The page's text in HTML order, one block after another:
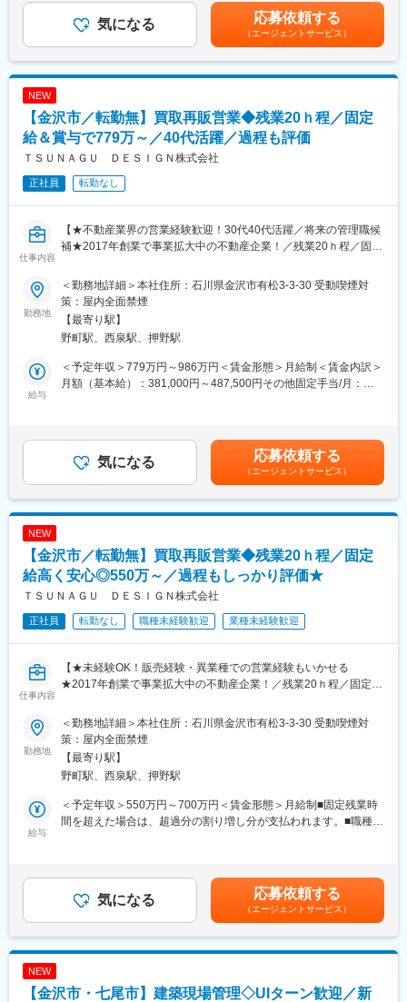
・平均有休取得8.16日（2024年実績）
・残業20ｈ
・インセンティブ制ではなく、固定給＋賞与で安定した給与形態
※評価制度…「業績」と「過程・スタンス」の両軸で評価項目があ
■キャリアパス：
・まずは営業としてスキルアップしていただいた後、将来的に
は、営業戦略の策定やKPIマネジメント、メンバーの採用や育成に
・経験次第ではサブマネージャー、マネージャーとして入社いた
だくことも可能
格した事例もあり、若いうちから積極的にキャリアアップを目指
せる環境です。
■仕事内容
反響営業がメインとなるため、問い合わせがあった個人のお客様
ど）
・アポイント・現地調査（お客様のご要望をヒアリング）
・見積・提案（最適なリフォームプランを提案）
・受注・契約（工事開始までサポート）
・営業戦略・育成・マネジメント等
・件数：月3件ほど（水回りなど工期が1日で終わるものも多いで
す◎）
方ばかりなので、提案しやすい環境
■キャリア：
まずは、これまでの経験を活かし、営業として活躍いただきま
す。その後、営業戦略の策定やKPIマネジメント、メンバーの採用
や育成に携わっていただきます。
り、過程までしっかり評価される仕組みです
◆20代・30代が中心の若く活気ある組織◎異業種からの転職者も
ンが活発
■働き方：
・平均有休取得8.16日（2024年実績）
・残業20ｈ
業手当＞有＜給与補足＞■固定残業時間を超えた場合は、超過分の
割り増し分が支払われます。■賞与：年2回（7月・12月）■昇給：
年2回（1月・7月）■役職手当：あり■資格手当：あり賃金はあく
までも目安の金額であり、選考を通じて上下する可能性がありま
す。月給(月額)は固定手当を含めた表記です。
気になる 応募依頼する
（エージェントサービス）
NEW
【金沢市／転勤無】買取再販営業◆残業20ｈ程／固定
給＆賞与で779万～／40代活躍／過程も評価
ＴＳＵＮＡＧＵ ＤＥＳＩＧＮ株式会社
正社員 転勤なし
仕事内容
【★不動産業界の営業経験歓迎！30代40代活躍／将来の管理職候
補★2017年創業で事業拡大中の不動産企業！／残業20ｈ程／固定
9.7億円】
金沢市を中心に不動産売買・買取再販・リフォームなど住まいに
関わる幅広いサービスを提供する当社にて、買取再販営業をお任
せします！
■採用背景：
新規事業の立ち上げや新規出店計画が進んでいるため、増員募
■仕事内容
中古の戸建てやマンションを買い取り、新しく改修をして、きれ
＜具体的には＞
・不動産企業に定期訪問をし、情報収集
・物件調査～仕入れ
・販売管理
・グループ会社の売買仲介部門からお客様紹介もあり◎ほかに
も、空き家やご年配のご家族の家など、買取依頼の案件が多いで
・社内には設計や施工スタッフもいるため、連携しながら物件の
企画を進めていきます！
■キャリア：
まずは、これまでの経験を活かし、営業として活躍いただきま
す。その後、営業戦略の策定やKPIマネジメント、メンバーの採用
や育成に携わっていただきます。
※評価制度…「業績」と「過程・スタンス」の両軸で評価項目があ
り、過程までしっかり評価される仕組みです
買取再販営業：2名在籍（係長1名／メンバー1名）
◆報告・連絡・相談・確認が徹底されており、コミュニケーショ
勤務地
＜勤務地詳細＞本社住所：石川県金沢市有松3-3-30 受動喫煙対
策：屋内全面禁煙
【最寄り駅】
野町駅、西泉駅、押野駅
給与
＜予定年収＞779万円～986万円＜賃金形態＞月給制＜賃金内訳＞
月額（基本給）：381,000円～487,500円その他固定手当/月：
業手当＞有＜給与補足＞■固定残業時間を超えた場合は、超過分の
割り増し分が支払われます。■賞与：年2回（7月・12月）■昇給：
年2回（1月・7月）■役職手当：あり■資格手当：あり賃金はあく
までも目安の金額であり、選考を通じて上下する可能性がありま
す。月給(月額)は固定手当を含めた表記です。
気になる 応募依頼する
（エージェントサービス）
NEW
【金沢市／転勤無】買取再販営業◆残業20ｈ程／固定
給高く安心◎550万～／過程もしっかり評価★
ＴＳＵＮＡＧＵ ＤＥＳＩＧＮ株式会社
正社員 転勤なし 職種未経験歓迎 業種未経験歓迎
仕事内容
【★未経験OK！販売経験・異業種での営業経験もいかせる
★2017年創業で事業拡大中の不動産企業！／残業20ｈ程／固定給
金沢市を中心に不動産売買・買取再販・リフォームなど住まいに
関わる幅広いサービスを提供する当社にて、買取再販営業をお任
せします！
■採用背景：
新規事業の立ち上げや新規出店計画が進んでいるため、増員募
集！今回は将来的にリーダーも担っていけるような方を採用した
＼買取再販とは？／
中古の戸建てやマンションを買い取り、新しく改修をして、きれ
いで性能を高めた状態で再販売する仕事です！様々な不動産の仕
・不動産企業に定期訪問をし、情報収集
勤務地
＜勤務地詳細＞本社住所：石川県金沢市有松3-3-30 受動喫煙対
策：屋内全面禁煙
【最寄り駅】
野町駅、西泉駅、押野駅
給与
＜予定年収＞550万円～700万円＜賃金形態＞月給制■固定残業時
間を超えた場合は、超過分の割り増し分が支払われます。■職種手
の残業手当は追加支給＜月給＞375,000円～465,000円（一律手当
を含む）＜昇給有無＞有＜残業手当＞有＜給与補足＞■賞与：年2
回（7月・12月）■昇給：年2回（1月・7月）賃金はあくまでも目
安の金額であり、選考を通じて上下する可能性があります。月給
(月額)は固定手当を含めた表記です。
気になる 応募依頼する
（エージェントサービス）
NEW
【金沢市・七尾市】建築現場管理◇UIターン歓迎／新